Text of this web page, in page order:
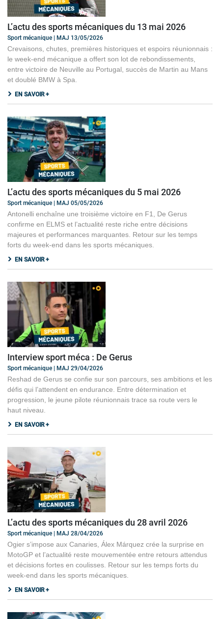
L’actu des sports mécaniques du 13 mai 2026
Sport mécanique | MAJ 13/05/2026
Crevaisons, chutes, premières historiques et espoirs réunionnais :
le week-end mécanique a offert son lot de rebondissements,
entre victoire de Neuville au Portugal, succès de Martin au Mans
et doublé BMW à Spa.
EN SAVOIR +
L’actu des sports mécaniques du 5 mai 2026
Sport mécanique | MAJ 05/05/2026
Antonelli enchaîne une troisième victoire en F1, De Gerus
confirme en ELMS et l’actualité reste riche entre décisions
majeures et performances marquantes. Retour sur les temps
forts du week-end dans les sports mécaniques.
EN SAVOIR +
Interview sport méca : De Gerus
Sport mécanique | MAJ 29/04/2026
Reshad de Gerus se confie sur son parcours, ses ambitions et les
défis qui l’attendent en endurance. Entre détermination et
progression, le jeune pilote réunionnais trace sa route vers le
haut niveau.
EN SAVOIR +
L’actu des sports mécaniques du 28 avril 2026
Sport mécanique | MAJ 28/04/2026
Ogier s’impose aux Canaries, Álex Márquez crée la surprise en
MotoGP et l’actualité reste mouvementée entre retours attendus
et décisions fortes en coulisses. Retour sur les temps forts du
week-end dans les sports mécaniques.
EN SAVOIR +